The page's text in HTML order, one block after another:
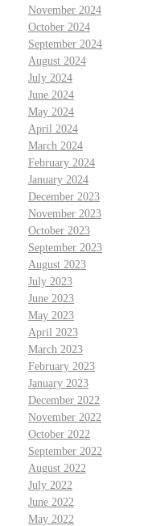
November 2024
October 2024
September 2024
August 2024
July 2024
June 2024
May 2024
April 2024
March 2024
February 2024
January 2024
December 2023
November 2023
October 2023
September 2023
August 2023
July 2023
June 2023
May 2023
April 2023
March 2023
February 2023
January 2023
December 2022
November 2022
October 2022
September 2022
August 2022
July 2022
June 2022
May 2022